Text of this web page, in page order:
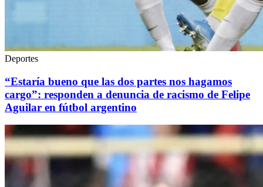
Deportes
“Estaría bueno que las dos partes nos hagamos
cargo”: responden a denuncia de racismo de Felipe
Aguilar en fútbol argentino